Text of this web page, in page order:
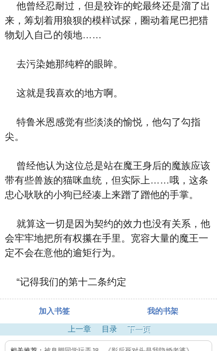
他曾经忍耐过，但是狡诈的蛇最终还是溜了出
来，筹划着用狼狈的模样试探，圈动着尾巴把猎
物划入自己的领地……
去污染她那纯粹的眼眸。
这就是我喜欢的地方啊。
特鲁米恩感觉有些淡淡的愉悦，他勾了勾指
尖。
曾经他认为这位总是站在魔王身后的魔族应该
带有些兽族的猫咪血统，但实际上……哦，这条
忠心耿耿的小狗已经凑上来蹭了蹭他的手掌。
就算这一切是因为契约的效力也没有关系，他
会牢牢地把所有权攥在手里。宽容大量的魔王一
定不会在意他的逾矩行为。
“记得我们的第十二条约定
加入书签 我的书架
上一章 目录 下一页